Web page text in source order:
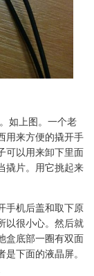
如上图。一个老
用来方便的撬开手
可以用来卸下里面
撬片。用它挑起来
手机后盖和取下原
以很小心。然后就
盒底部一圈有双面
下面的液晶屏。